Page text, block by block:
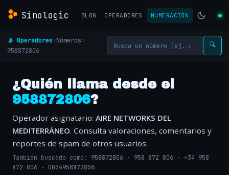
Sinologic BLOG OPERADORES NUMERACIÓN
📡 Operadores›Números›
958872806
🔍
¿Quién llama desde el
958872806?
Operador asignatario: AIRE NETWORKS DEL
MEDITERRÁNEO. Consulta valoraciones, comentarios y
reportes de spam de otros usuarios.
También buscado como: 958872806 · 958 872 806 · +34 958
872 806 · 0034958872806